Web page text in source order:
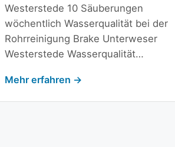
Westerstede 10 Säuberungen
wöchentlich Wasserqualität bei der
Rohrreinigung Brake Unterweser
Westerstede Wasserqualität…
Mehr erfahren →